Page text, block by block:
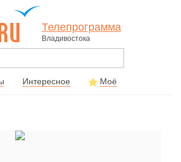
Телепрограмма
Владивостока
Интересное Моё